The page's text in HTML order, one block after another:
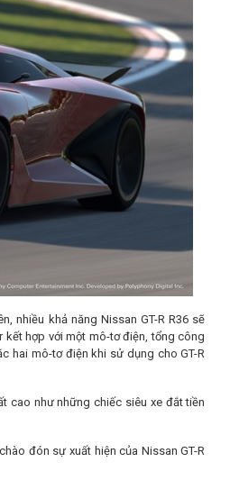
nhiều khả năng Nissan GT-R R36 sẽ
hợp với một mô-tơ điện, tổng công
hai mô-tơ điện khi sử dụng cho GT-R
cao như những chiếc siêu xe đắt tiền
đón sự xuất hiện của Nissan GT-R